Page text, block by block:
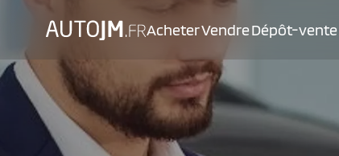
AcheterVendreDépôt-vente